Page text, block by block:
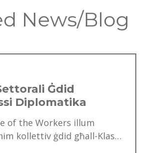
News/Blog
Ġdid
Diplomatika
of the Workers illum
kollettiv ġdid għall-Klassi